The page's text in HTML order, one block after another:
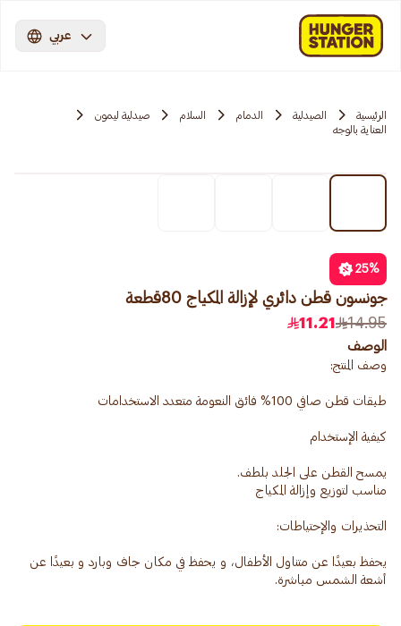
عربي
الرئيسية الصيدلية الدمام السلام
صيدلية ليمون
العناية بالوجه
25%
جونسون قطن دائري لإزالة المكياج 80قطعة
14.95
11.21
الوصف
يحفظ بعيدًا عن متناول الأطفال، و يحفظ في مكان جاف وبارد و بعيدًا عن
أشعة الشمس مباشرة.